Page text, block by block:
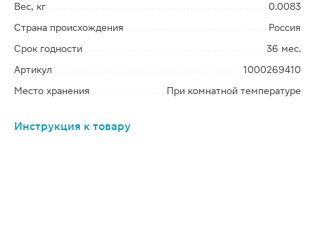
Вес, кг
0.0083
Страна происхождения
Россия
Срок годности
36 мес.
Артикул
1000269410
Место хранения
При комнатной температуре
Инструкция к товару